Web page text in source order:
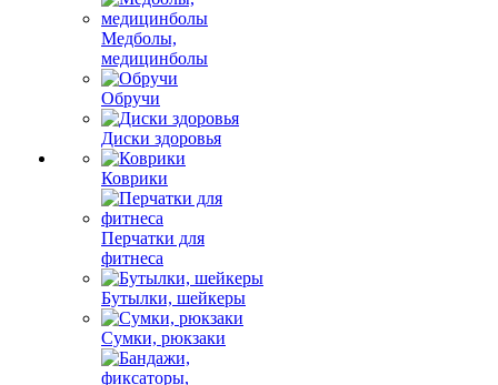
Медболы,
медицинболы
Обручи
Диски здоровья
Коврики
Перчатки для
фитнеса
Бутылки, шейкеры
Сумки, рюкзаки